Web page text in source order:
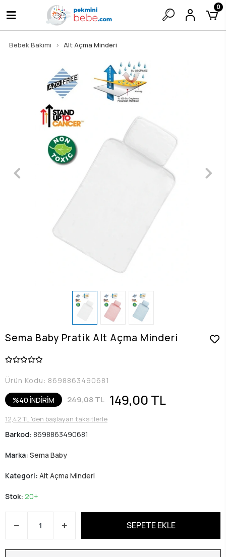
0
Bebek Bakımı Alt Açma Minderi
Sema Baby Pratik Alt Açma Minderi
Ürün Kodu: 8698863490681
%40 İNDİRİM 249,08 TL 149,00 TL
12,42 TL 'den başlayan taksitlerle
Barkod: 8698863490681
Marka: Sema Baby
Kategori: Alt Açma Minderi
Stok: 20+
SEPETE EKLE